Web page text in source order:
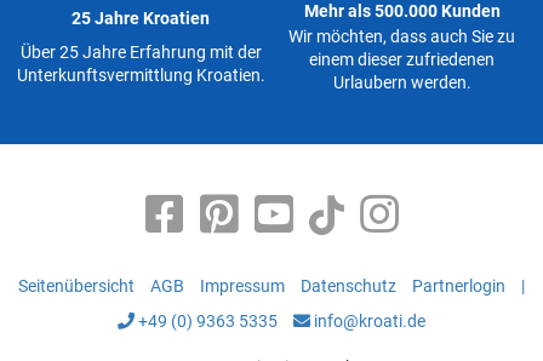
25 Jahre Kroatien
Über 25 Jahre Erfahrung mit der
Unterkunftsvermittlung Kroatien.
Mehr als 500.000 Kunden
Wir möchten, dass auch Sie zu
einem dieser zufriedenen
Urlaubern werden.
Seitenübersicht AGB Impressum Datenschutz Partnerlogin
|
+49 (0) 9363 5335
info@kroati.de